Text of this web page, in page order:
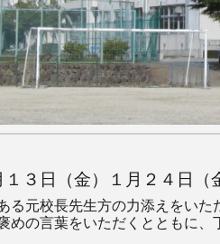
３日（金）１月２４日（
元校長先生方の力添えをい
の言葉をいただくとともに、